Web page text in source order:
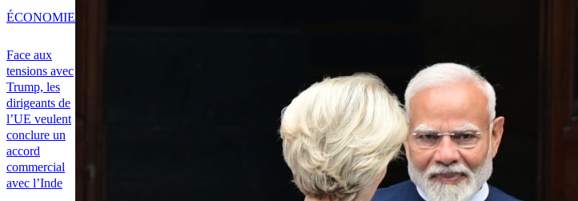
Face aux
tensions avec
Trump, les
dirigeants de
l’UE veulent
conclure un
accord
commercial
avec l’Inde
ÉCONOMIE